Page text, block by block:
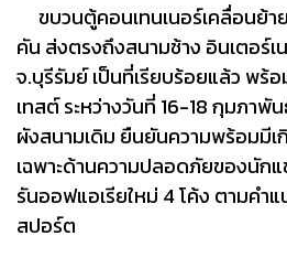
ขบวนตู้คอนเทนเนอร์เคลื่อนย้า
คัน ส่งตรงถึงสนามช้าง อินเตอร์เ
จ.บุรีรัมย์ เป็นที่เรียบร้อยแล้ว พร้
เทสต์ ระหว่างวันที่ 16-18 กุมภาพั
ผังสนามเดิม ยืนยันความพร้อมมีเ
เฉพาะด้านความปลอดภัยของนัก
รันออฟแอเรียใหม่ 4 โค้ง ตามคำ
สปอร์ต